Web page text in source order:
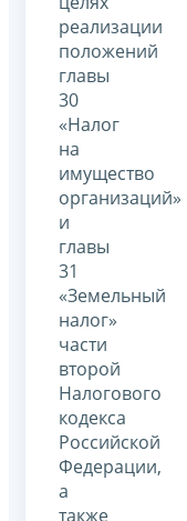
реализации
положений
главы
30
«Налог
на
имущество
организаций»
и
главы
31
«Земельный
налог»
части
второй
Налогового
кодекса
Российской
Федерации,
а
также